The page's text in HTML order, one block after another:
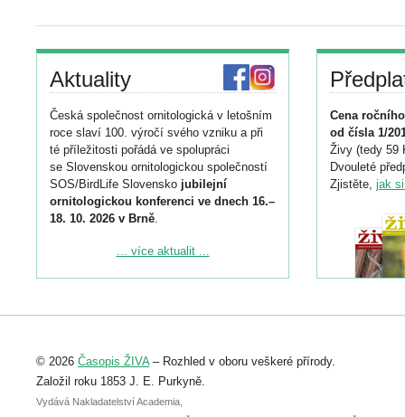
Aktuality
Česká společnost ornitologická v letošním
roce slaví 100. výročí svého vzniku a při
té příležitosti pořádá ve spolupráci
se Slovenskou ornitologickou společností
SOS/BirdLife Slovensko jubilejní
ornitologickou konferenci ve dnech 16.–
18. 10. 2026 v Brně.
Podrobnější informace ke konferenci
Registrovat se můžete do 6. září.
abstraktu přihlášené přednášky nebo
posteru je už 30. června.
... více aktualit ...
Cena
od čísla 1/
Živy (tedy 59
Dvouleté
Zjistěte, jak
© 2026 Časopis ŽIVA– Rozhled v oboru veškeré přírody.
Založil roku 1853 J. E. Purkyně.
Vydává Nakladatelství Academia,